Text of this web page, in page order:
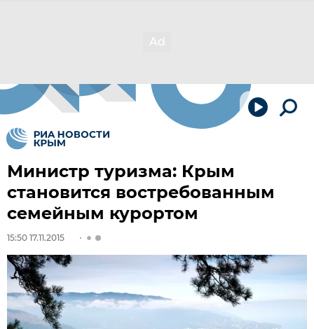
Министр туризма: Крым
становится востребованным
семейным курортом
15:50 17.11.2015